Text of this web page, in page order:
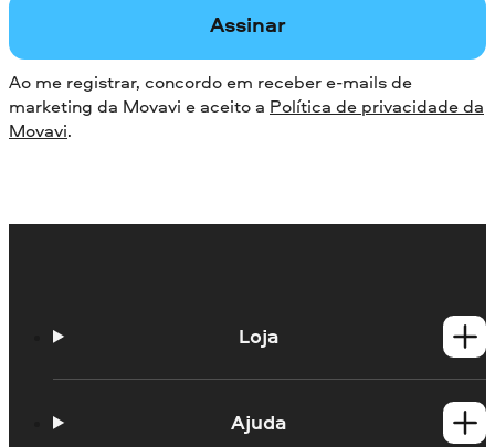
Assinar
Ao me registrar, concordo em receber e-mails de
marketing da Movavi e aceito a Política de privacidade da
Movavi.
Loja
Produtos para Mac Ajuda